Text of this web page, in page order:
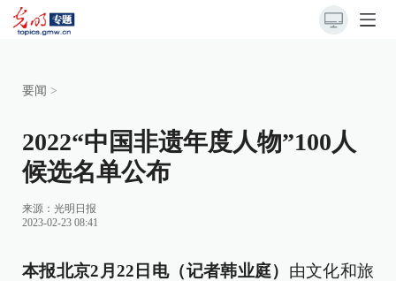
要闻 >
2022“中国非遗年度人物”100人
候选名单公布
来源： 光明日报
2023-02-23 08:41
本报北京2月22日电（记者韩业庭） 由文化和旅